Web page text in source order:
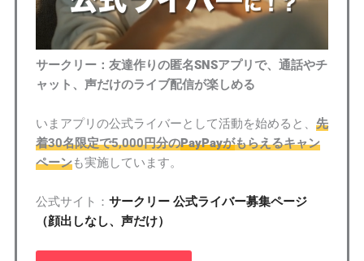
サークリー：友達作りの匿名SNSアプリで、通話やチ
ャット、声だけのライブ配信が楽しめる
いまアプリの公式ライバーとして活動を始めると、 先
着30名限定で5,000円分のPayPayがもらえるキャン
ペーンも実施しています。
公式サイト： サークリー 公式ライバー募集ページ
（顔出しなし、声だけ）